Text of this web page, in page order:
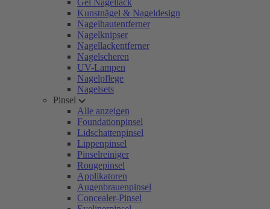
Gel Nagellack
Kunstnägel & Nageldesign
Nagelhautentferner
Nagelknipser
Nagellackentferner
Nagelscheren
UV-Lampen
Nagelpflege
Nagelsets
Pinsel
Alle anzeigen
Foundationpinsel
Lidschattenpinsel
Lippenpinsel
Pinselreiniger
Rougepinsel
Applikatoren
Augenbrauenpinsel
Concealer-Pinsel